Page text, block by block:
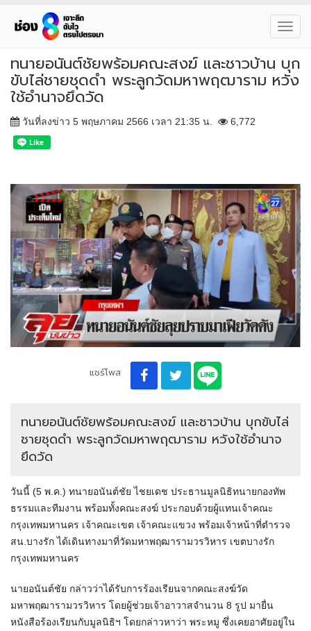
ทนายอนันต์ชัยพร้อมคณะสงฆ์ และชาวบ้าน บุก
ขับไล่ชายชุดดำ พระลูกวัดมหาพฤฒาราม หวัง
ใช้อำนาจยึดวัด
วันที่ลงข่าว 5 พฤษภาคม 2566 เวลา 21:35 น. 6,772
แชร์โพส
ทนายอนันต์ชัยพร้อมคณะสงฆ์ และชาวบ้าน บุกขับไล่
ชายชุดดำ พระลูกวัดมหาพฤฒาราม หวังใช้อำนาจ
ยึดวัด
วันนี้ (5 พ.ค.) ทนายอนันต์ชัย ไชยเดช ประธานมูลนิธิทนายกองทัพ
ธรรมและทีมงาน พร้อมทั้งคณะสงฆ์ ประกอบด้วยผู้แทนเจ้าคณะ
กรุงเทพมหานคร เจ้าคณะเขต เจ้าคณะแขวง พร้อมเจ้าหน้าที่ตำรวจ
สน.บางรัก ได้เดินทางมาที่วัดมหาพฤฒารามวรวิหาร เขตบางรัก
กรุงเทพมหานคร
นายอนันต์ชัย กล่าวว่าได้รับการร้องเรียนจากคณะสงฆ์วัด
มหาพฤฒารามวรวิหาร โดยผู้ช่วยเจ้าอาวาสจำนวน 8 รูป มายื่น
หนังสือร้องเรียนกับมูลนิธิฯ โดยกล่าวหาว่า พระหมู ซึ่งเคยอาศัยอยู่ใน